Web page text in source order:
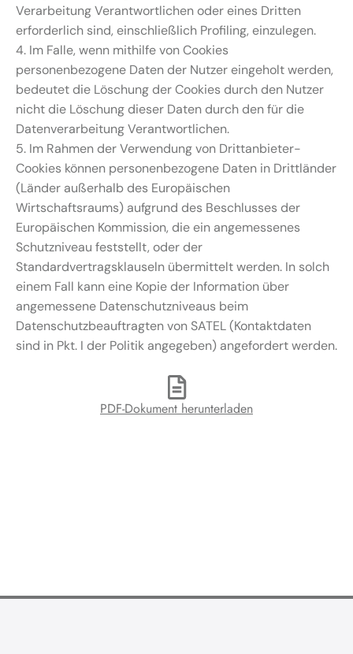
Verarbeitung Verantwortlichen oder eines Dritten
erforderlich sind, einschließlich Profiling, einzulegen.
4. Im Falle, wenn mithilfe von Cookies
personenbezogene Daten der Nutzer eingeholt werden,
bedeutet die Löschung der Cookies durch den Nutzer
nicht die Löschung dieser Daten durch den für die
Datenverarbeitung Verantwortlichen.
5. Im Rahmen der Verwendung von Drittanbieter-
Cookies können personenbezogene Daten in Drittländer
(Länder außerhalb des Europäischen
Wirtschaftsraums) aufgrund des Beschlusses der
Europäischen Kommission, die ein angemessenes
Schutzniveau feststellt, oder der
Standardvertragsklauseln übermittelt werden. In solch
einem Fall kann eine Kopie der Information über
angemessene Datenschutzniveaus beim
Datenschutzbeauftragten von SATEL (Kontaktdaten
sind in Pkt. I der Politik angegeben) angefordert werden.
PDF-Dokument herunterladen